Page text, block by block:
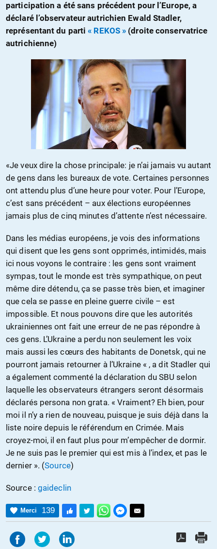
participation a été sans précédent pour l’Europe, a
déclaré l’observateur autrichien Ewald Stadler,
représentant du parti« REKOS » (droite conservatrice
autrichienne)
«Je veux dire la chose principale: je n’ai jamais vu autant
de gens dans les bureaux de vote. Certaines personnes
ont attendu plus d’une heure pour voter. Pour l’Europe,
c’est sans précédent – aux élections européennes
jamais plus de cinq minutes d’attente n’est nécessaire.
Dans les médias européens, je vois des informations
qui disent que les gens sont opprimés, intimidés, mais
ici nous voyons le contraire : les gens sont vraiment
sympas, tout le monde est très sympathique, on peut
même dire détendu, ça se passe très bien, et imaginer
que cela se passe en pleine guerre civile – est
impossible. Et nous pouvons dire que les autorités
ukrainiennes ont fait une erreur de ne pas répondre à
ces gens. L’Ukraine a perdu non seulement les voix
mais aussi les cœurs des habitants de Donetsk, qui ne
pourront jamais retourner à l’Ukraine « , a dit Stadler qui
a également commenté la déclaration du SBU selon
laquelle les observateurs étrangers seront désormais
déclarés persona non grata. « Vraiment? Eh bien, pour
moi il n’y a rien de nouveau, puisque je suis déjà dans la
liste noire depuis le référendum en Crimée. Mais
croyez-moi, il en faut plus pour m’empêcher de dormir.
Je ne suis pas le premier qui est mis à l’index, et pas le
dernier ». (Source)
Source : gaideclin
Merci 139